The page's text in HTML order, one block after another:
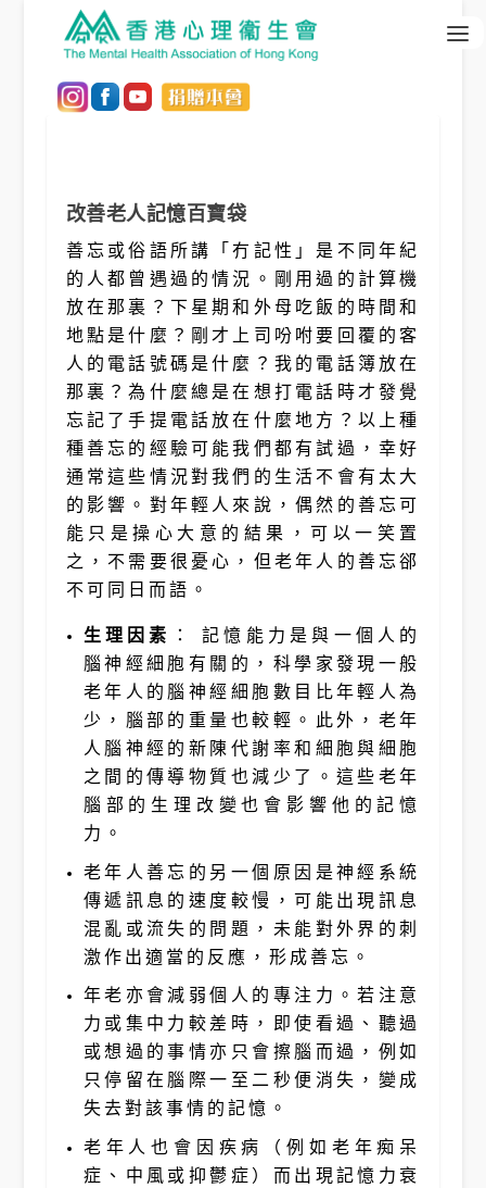
改善老人記憶百寶袋
善忘或俗語所講「冇記性」是不同年紀
的人都曾遇過的情況。剛用過的計算機
放在那裏？下星期和外母吃飯的時間和
地點是什麼？剛才上司吩咐要回覆的客
人的電話號碼是什麼？我的電話簿放在
那裏？為什麼總是在想打電話時才發覺
忘記了手提電話放在什麼地方？以上種
種善忘的經驗可能我們都有試過，幸好
通常這些情況對我們的生活不會有太大
的影響。對年輕人來說，偶然的善忘可
能只是操心大意的結果，可以一笑置
之，不需要很憂心，但老年人的善忘郤
不可同日而語。
生理因素 ： 記憶能力是與一個人的
腦神經細胞有關的，科學家發現一般
老年人的腦神經細胞數目比年輕人為
少，腦部的重量也較輕。此外，老年
人腦神經的新陳代謝率和細胞與細胞
之間的傳導物質也減少了。這些老年
腦部的生理改變也會影響他的記憶
力。
老年人善忘的另一個原因是神經系統
傳遞訊息的速度較慢 ，可能出現訊息
混亂或流失的問題，未能對外界的刺
激作出適當的反應，形成善忘。
年老亦會減弱個人的專注力 。若注意
力或集中力較差時，即使看過、聽過
或想過的事情亦只會擦腦而過，例如
只停留在腦際一至二秒便消失，變成
失去對該事情的記憶。
老年人也會 因疾病
（例如老年痴呆
症、中風或抑鬱症）而出現記憶力衰